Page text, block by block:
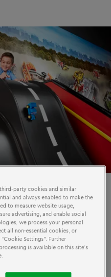
leergierige kinderen die
Laat ze maar lekker
sluipen door
ritje maken door een
Express. Een
party cookies and similar
and always enabled to make the
to measure website usage,
advertising, and enable social
we process your personal
all non-essential cookies, or
Settings”. Further
is available on this site’s